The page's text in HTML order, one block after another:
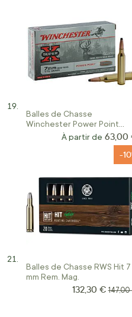
Balles de Chasse
Winchester Power Point
Calibre 7mm REM
À partir de 63,00
Balles de Chasse RWS Hit 7
mm Rem. Mag.
-
Prix Spécial
132,30 € Prix